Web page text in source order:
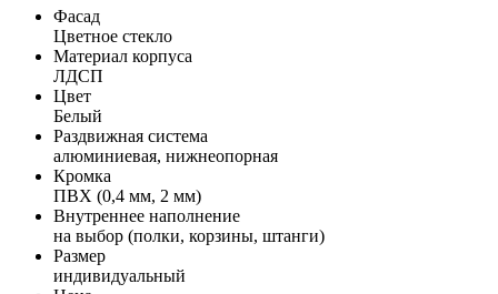
Фасад
Цветное стекло
Материал корпуса
ЛДСП
Цвет
Белый
Раздвижная система
алюминиевая, нижнеопорная
Кромка
ПВХ (0,4 мм, 2 мм)
Внутреннее наполнение
на выбор (полки, корзины, штанги)
Размер
индивидуальный